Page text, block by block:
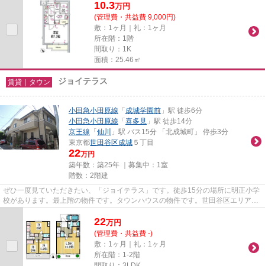
10.3万円
(管理費・共益費 9,000円)
敷：1ヶ月｜礼：1ヶ月
所在階：1階
間取り：1K
面積：25.46㎡
賃貸｜タウン ジョイテラス
小田急小田原線 「成城学園前 」駅 徒歩6分
小田急小田原線 「喜多見 」駅 徒歩14分
京王線 「仙川
」駅 バス15分 「北成城町」 停歩3分
東京都世田谷区成城 ５丁目
22万円
築年数：築25年 ｜募集中： 1室
階数：2階建
ぜひ一度見ていただきたい、「ジョイテラス」です。徒歩15分の場所に明正小学
校があります。最上階の物件です。タウンハウスの物件です。世田谷区エリアに
ある賃貸情報のことなら、地...
22万円
(管理費・共益費 -)
敷：1ヶ月｜礼：1ヶ月
所在階：1-2階